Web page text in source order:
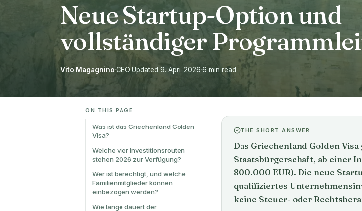
Neue Startup-Option und
vollständiger
Vito Magagnino·CEO·Updated 9. April 2026·6 min read
ON THIS PAGE
Was ist das Griechenland Golden
Visa?
Welche vier Investitionsrouten
stehen 2026 zur Verfügung?
Wer ist berechtigt, und welche
Familienmitglieder können
einbezogen werden?
Wie lange dauert der
THE SHORT ANSWER
Das Griechenland Golden
Staatsbürgerschaft, ab einer
800.000 EUR). Die neue
qualifiziertes
keine Steuer- oder